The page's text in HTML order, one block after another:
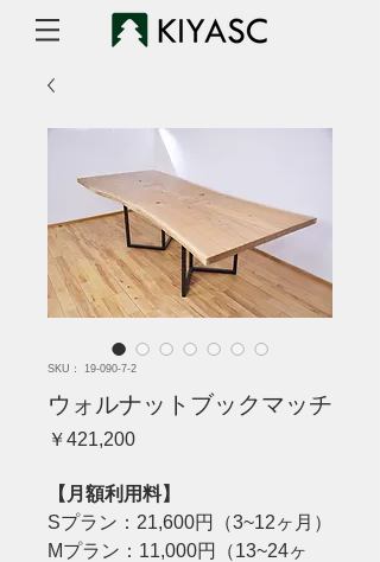
SKU： 19-090-7-2
ウォルナットブックマッチ
￥421,200価
【月額利用料】
Sプラン：21,600円（3~12ヶ月）
Mプラン：11,000円（13~24ヶ